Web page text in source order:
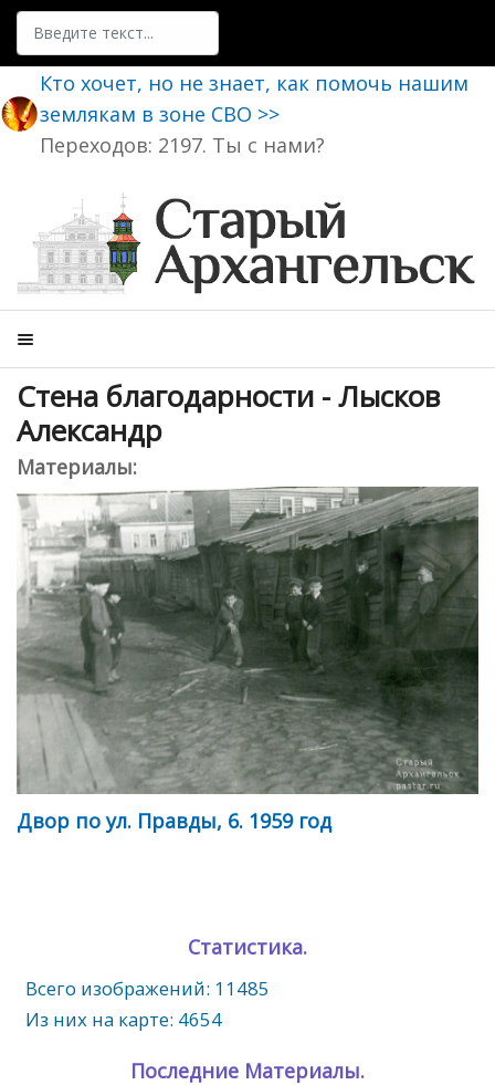
Поиск
Кто хочет, но не знает, как помочь нашим
землякам в зоне СВО >>
Переходов: 2197. Ты с нами?
Стена благодарности - Лысков
Александр
Материалы:
Двор по ул. Правды, 6. 1959 год
Статистика.
Всего изображений: 11485
Из них на карте: 4654
Последние Материалы.